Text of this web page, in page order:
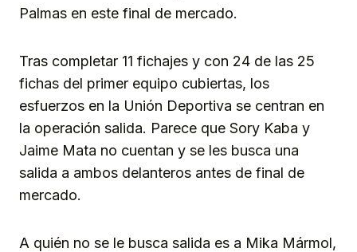
Palmas en este final de mercado.
Tras completar 11 fichajes y con 24 de las 25
fichas del primer equipo cubiertas, los
esfuerzos en la Unión Deportiva se centran en
la operación salida. Parece que Sory Kaba y
Jaime Mata no cuentan y se les busca una
salida a ambos delanteros antes de final de
mercado.
A quién no se le busca salida es a Mika Mármol,